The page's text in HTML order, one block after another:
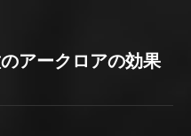
アークロアの効果